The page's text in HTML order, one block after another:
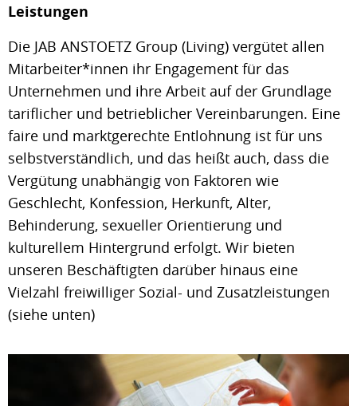
Leistungen
Die JAB ANSTOETZ Group (Living) vergütet allen
Mitarbeiter*innen ihr Engagement für das
Unternehmen und ihre Arbeit auf der Grundlage
tariflicher und betrieblicher Vereinbarungen. Eine
faire und marktgerechte Entlohnung ist für uns
selbstverständlich, und das heißt auch, dass die
Vergütung unabhängig von Faktoren wie
Geschlecht, Konfession, Herkunft, Alter,
Behinderung, sexueller Orientierung und
kulturellem Hintergrund erfolgt. Wir bieten
unseren Beschäftigten darüber hinaus eine
Vielzahl freiwilliger Sozial- und Zusatzleistungen
(siehe unten)